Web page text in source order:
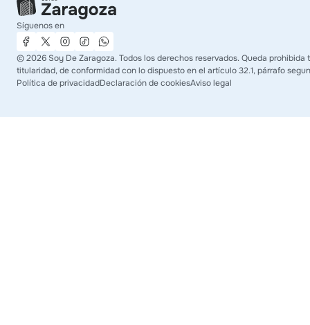
Síguenos en
©2026 Soy De Zaragoza. Todos los derechos reservados. Queda
titularidad, de conformidad con lo dispuesto en el artículo 32.1, párrafo
Política de privacidadDeclaración de cookiesAviso legal